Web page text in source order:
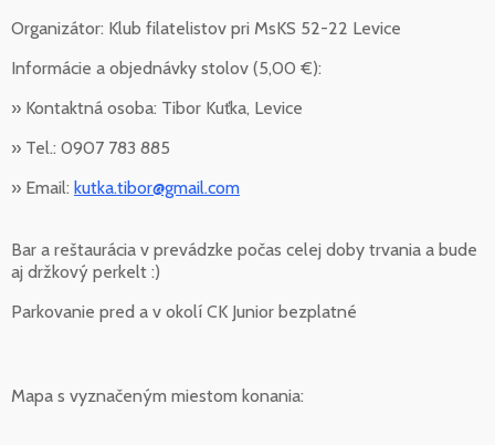
Organizátor: Klub filatelistov pri MsKS 52-22 Levice
Informácie a objednávky stolov (5,00 €):
» Kontaktná osoba: Tibor Kuťka, Levice
» Tel.: 0907 783 885
» Email: kutka.tibor@gmail.com
Bar a reštaurácia v prevádzke počas celej doby trvania a bude
aj držkový perkelt :)
Parkovanie pred a v okolí CK Junior bezplatné
Mapa s vyznačeným miestom konania: